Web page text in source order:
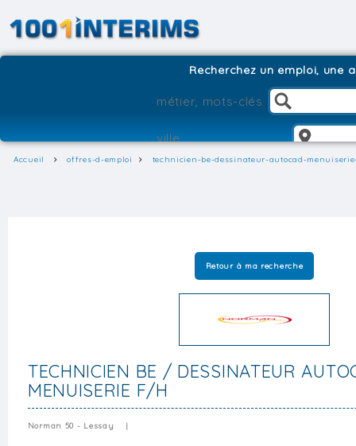
Recherchez un emploi, une
Accueil offres-d-emploi technicien-be-dessinateur-autocad-
Retour à ma recherche
TECHNICIEN BE / DESSINATEUR
MENUISERIE F/H
Norman 50 - Lessay |